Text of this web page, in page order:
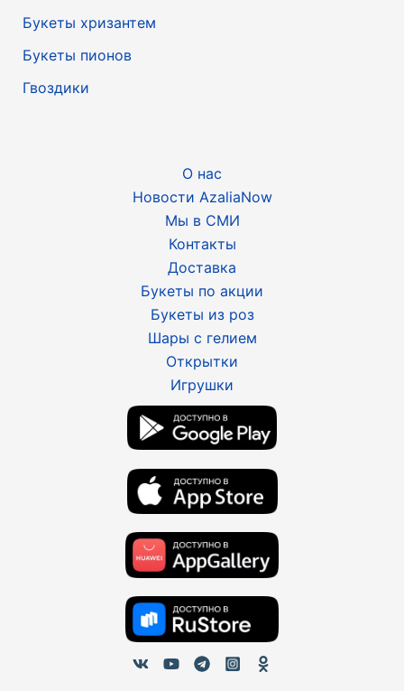
Букеты хризантем
Букеты пионов
Гвоздики
О нас
Новости AzaliaNow
Мы в СМИ
Контакты
Доставка
Букеты по акции
Букеты из роз
Шары с гелием
Открытки
Игрушки